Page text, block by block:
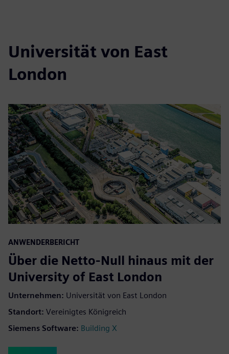
Universität von East
London
ANWENDERBERICHT
Über die Netto-Null hinaus mit der
University of East London
Unternehmen: Universität von East London
Standort: Vereinigtes Königreich
Siemens Software: Building X